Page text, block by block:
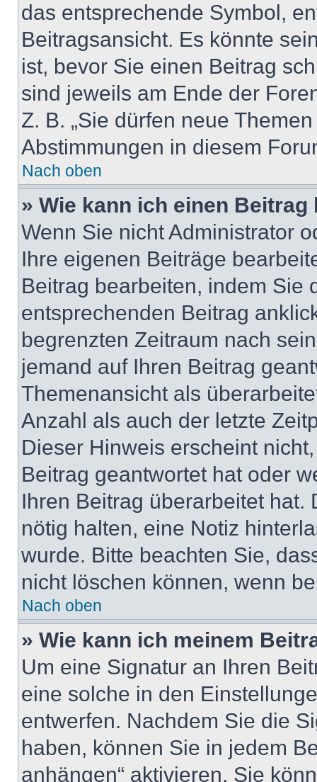
das entsprechende Symbol,
Beitragsansicht. Es könnte
ist, bevor Sie einen Beitrag
sind jeweils am Ende der
Z. B. „Sie dürfen neue
Abstimmungen in diesem
Nach oben
» Wie kann ich einen
Wenn Sie nicht Administrator
Ihre eigenen Beiträge
Beitrag bearbeiten, indem Sie
entsprechenden Beitrag
begrenzten Zeitraum nach
jemand auf Ihren Beitrag
Themenansicht als
Anzahl als auch der letzte
Dieser Hinweis erscheint
Beitrag geantwortet hat oder
Ihren Beitrag überarbeitet hat.
nötig halten, eine Notiz
wurde. Bitte beachten Sie,
nicht löschen können, wenn
Nach oben
» Wie kann ich meinem
Um eine Signatur an Ihren
eine solche in den
entwerfen. Nachdem Sie die
haben, können Sie in jedem
anhängen“ aktivieren. Sie